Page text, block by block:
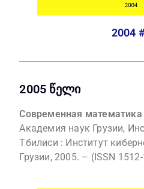
2004
2005 წელი
Современная
Академия наук Грузии,
Тбилиси : Институт
Грузии, 2005. – (ISSN